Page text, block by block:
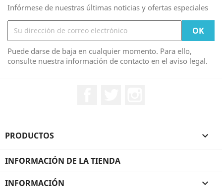
Infórmese de nuestras últimas noticias y ofertas especiales
Puede darse de baja en cualquier momento. Para ello,
consulte nuestra información de contacto en el aviso legal.
PRODUCTOS 
INFORMACIÓN DE LA TIENDA
INFORMACIÓN 